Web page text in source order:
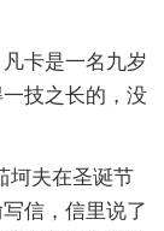
卡是一名九岁
技之长的，没
坷夫在圣诞节
信，信里说了